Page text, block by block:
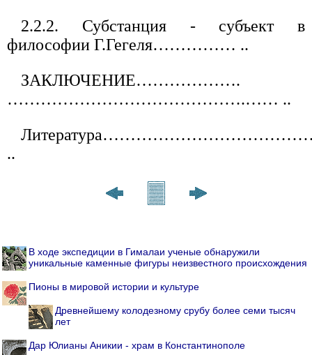
2.2.2. Субстанция - субъект в
философии Г.Гегеля…………… ..
ЗАКЛЮЧЕНИЕ……………….
…………………………………….…… ..
..
В ходе экспедиции в Гималаи ученые обнаружили
уникальные каменные фигуры неизвестного происхождения
Пионы в мировой истории и культуре
Древнейшему колодезному срубу более семи тысяч
лет
Дар Юлианы Аникии - храм в Константинополе